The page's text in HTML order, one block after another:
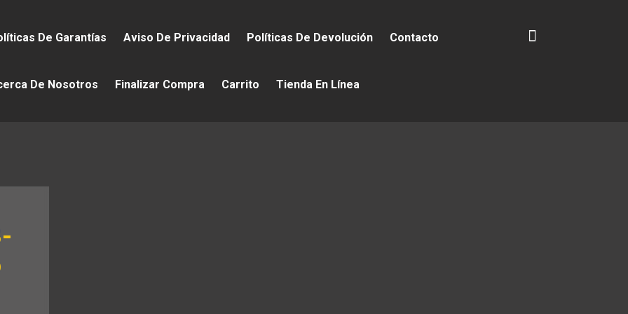
De Garantías Aviso De Privacidad Políticas De Devolución Contacto
De Nosotros Finalizar Compra Carrito Tienda En Línea